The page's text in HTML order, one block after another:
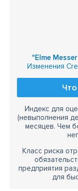
"Elme
Изменения
Индекс для
(невыполнения
месяцев. Чем
Класс риска
предприятия
для